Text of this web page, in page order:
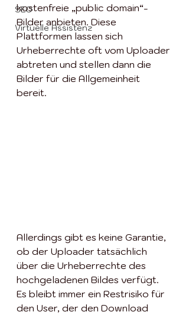
SEO
Virtuelle Assistenz
kostenfreie „public domain“-
Bilder anbieten. Diese
Plattformen lassen sich
Urheberrechte oft vom Uploader
abtreten und stellen dann die
Bilder für die Allgemeinheit
bereit.
Allerdings gibt es keine Garantie,
ob der Uploader tatsächlich
über die Urheberrechte des
hochgeladenen Bildes verfügt.
Es bleibt immer ein Restrisiko für
den User, der den Download